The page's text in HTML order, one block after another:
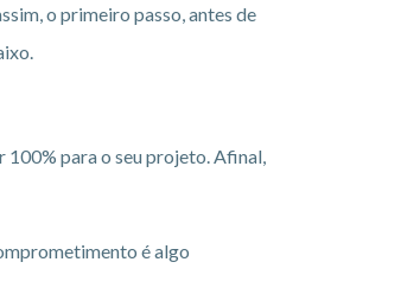
o primeiro passo, antes de
100% para o seu projeto. Afinal,
é algo